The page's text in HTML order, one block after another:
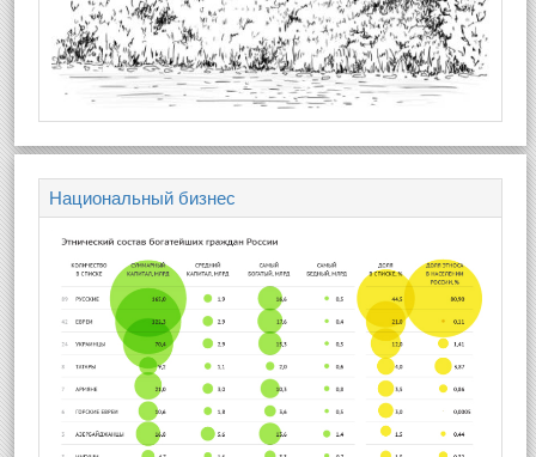
Национальный бизнес